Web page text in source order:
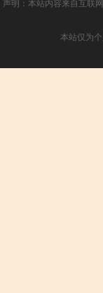
声明：本站内容来自互联
本站仅为